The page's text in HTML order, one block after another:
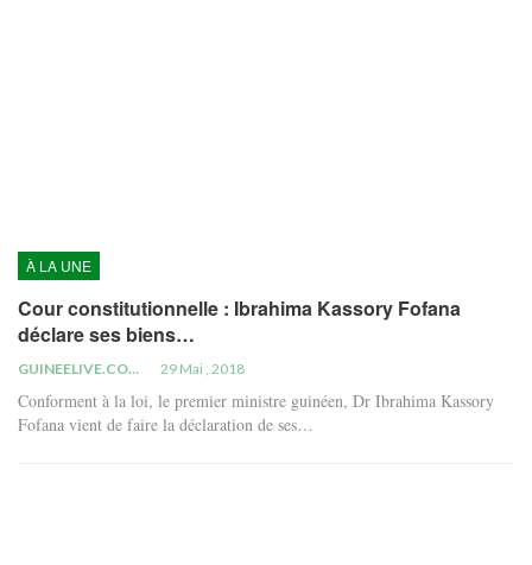
À LA UNE
Cour constitutionnelle : Ibrahima Kassory Fofana
déclare ses biens…
GUINEELIVE.COM 29 Mai , 2018
Conforment à la loi, le premier ministre guinéen, Dr Ibrahima Kassory
Fofana vient de faire la déclaration de ses…